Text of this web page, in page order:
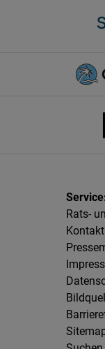
Rats-